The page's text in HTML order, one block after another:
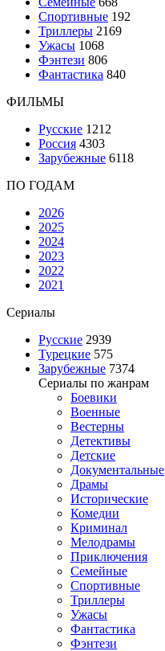
Спортивные 192
Триллеры 2169
Ужасы 1068
Фэнтези 806
Фантастика 840
ФИЛЬМЫ
Русские 1212
Россия 4303
Зарубежные 6118
ПО ГОДАМ
2026
2025
2024
2023
2022
2021
Сериалы
Русские 2939
Турецкие 575
Зарубежные 7374
Сериалы по жанрам
Боевики
Военные
Вестерны
Детективы
Детские
Документальные
Драмы
Исторические
Комедии
Криминал
Мелодрамы
Приключения
Семейные
Спортивные
Триллеры
Ужасы
Фантастика
Фэнтези